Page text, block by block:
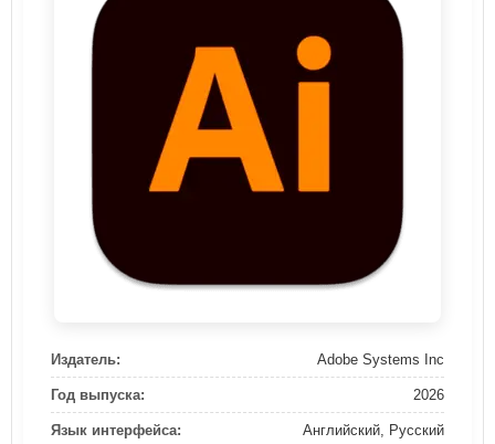
Издатель: Adobe Systems Inc
Год выпуска: 2026
Язык интерфейса: Английский, Русский